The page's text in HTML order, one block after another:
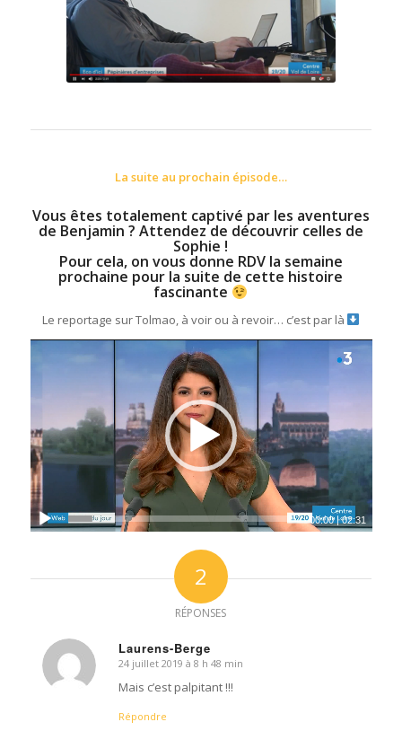
La suite au prochain épisode…
Vous êtes totalement captivé par les aventures
de Benjamin ? Attendez de découvrir celles de
Sophie !
Pour cela, on vous donne RDV la semaine
prochaine pour la suite de cette histoire
fascinante
Le reportage sur Tolmao, à voir ou à revoir… c’est par là
00:00|02:31
2
RÉPONSES
Laurens-Berge
dit
:
24 juillet 2019 à 8 h 48 min
Mais c’est palpitant !!!
Répondre